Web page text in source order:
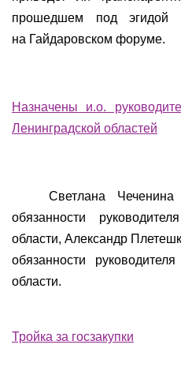
прошедшем под эгидой
на Гайдаровском форуме.
Назначены и.о.
Ленинградской областей
Светлана
обязанности
области, Александр
обязанности
области.
Тройка за госзакупки